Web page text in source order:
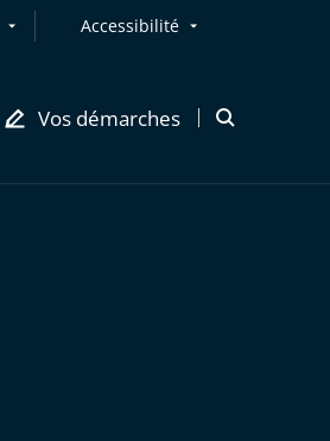
Accessibilité
Vos démarches
Ouvrir